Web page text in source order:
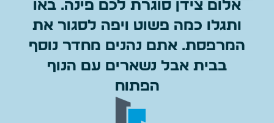
אלום צידן סוגרת לכם פינה. באו
ותגלו כמה פשוט ויפה לסגור את
המרפסת. אתם נהנים מחדר נוסף
בבית אבל נשארים עם הנוף
הפתוח